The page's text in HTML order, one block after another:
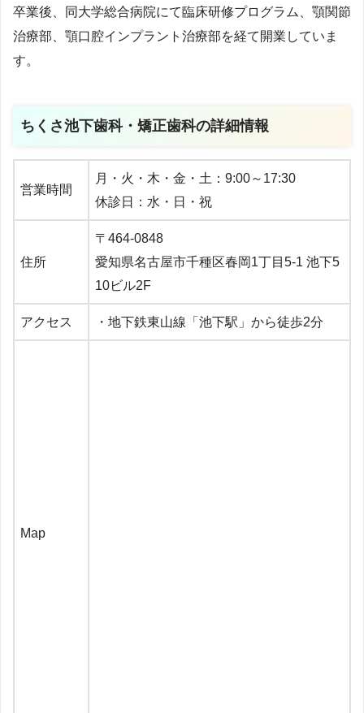
卒業後、同大学総合病院にて臨床研修プログラム、顎関節
治療部、顎口腔インプラント治療部を経て開業していま
す。
ちくさ池下歯科・矯正歯科の詳細情報
営業時間
月・火・木・金・土：9:00～17:30
休診日：水・日・祝
住所
〒464-0848
愛知県名古屋市千種区春岡1丁目5-1 池下5
10ビル2F
アクセス ・地下鉄東山線「池下駅」から徒歩2分
Map